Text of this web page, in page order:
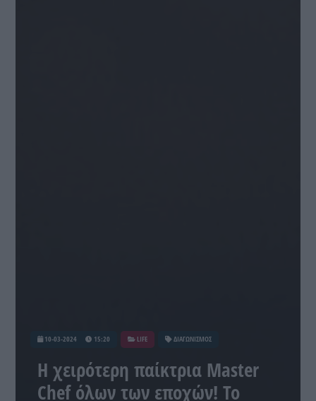
10-03-2024 15:20 LIFE ΔΙΑΓΩΝΙΣΜΟΣ
Η χειρότερη παίκτρια Master
Chef όλων των εποχών! Το